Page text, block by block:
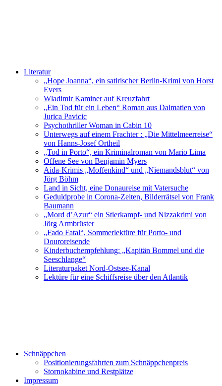
Literatur
„Hope Joanna“, ein satirischer Berlin-Krimi von Horst
Evers
Wladimir Kaminer auf Kreuzfahrt
„Ein Tod für ein Leben“ Roman aus Dalmatien von
Jurica Pavicic
Psychothriller Woman in Cabin 10
Unterwegs auf einem Frachter : „Die Mittelmeerreise“
von Hanns-Josef Ortheil
„Tod in Porto“, ein Kriminalroman von Mario Lima
Offene See von Benjamin Myers
Aida-Krimis „Moffenkind“ und „Niemandsblut“ von
Jörg Böhm
Land in Sicht, eine Donaureise mit Vatersuche
Geduldprobe in Corona-Zeiten, Bilderrätsel von Frank
Baumann
„Mord d’Azur“ ein Stierkampf- und Nizzakrimi von
Jörg Armbrüster
„Fado Fatal“, Sommerlektüre für Porto- und
Douroreisende
Kinderbuchempfehlung: „Kapitän Bommel und die
Seeschlange“
Literaturpaket Nord-Ostsee-Kanal
Lektüre für eine Schiffsreise über den Atlantik
Schnäppchen
Positionierungsfahrten zum Schnäppchenpreis
Stornokabine und Restplätze
Impressum